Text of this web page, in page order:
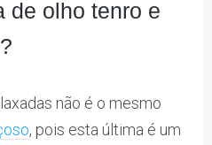
de olho tenro e
não é o mesmo
, pois esta última é um